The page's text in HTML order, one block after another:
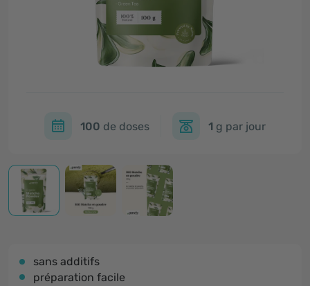
100 de doses 1 g par jour
sans additifs
préparation facile